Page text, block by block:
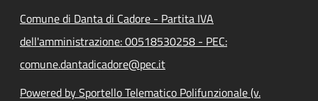
Comune di Danta di Cadore - Partita IVA
dell'amministrazione: 00518530258 - PEC:
comune.dantadicadore@pec.it
Powered by Sportello Telematico Polifunzionale (v.